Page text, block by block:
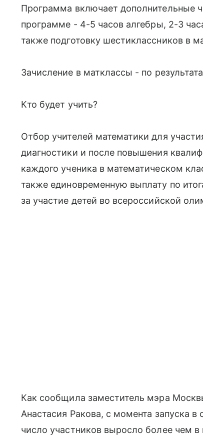
Программа включает дополнительные
программе - 4-5 часов алгебры, 2-3
также подготовку шестиклассников в
Зачисление в матклассы - по
Кто будет учить?
Отбор учителей математики для
диагностики и после повышения
каждого ученика в математическом
также единовременную выплату по
за участие детей во всероссийской
Как сообщила заместитель мэра
Анастасия Ракова, с момента запуска
число участников выросло более чем